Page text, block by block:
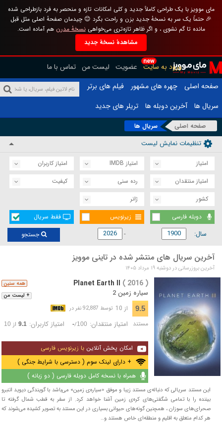
مای موویز با یک طراحی کاملاً جدید و کلی امکانات تازه و منحصر به فرد بازطراحی شده
🎉 حتماً یک سر به نسخهٔ جدید بزن و راحت بگرد 😊 چیدمان صفحهٔ اصلی مثل قبل
مانده تا گم نشوی ، و اگر ظاهر تازه‌تری می‌خواهینسخهٔ مدرن هم آماده است.
مشاهدهٔ نسخهٔ جدید
new
ورود به سایت عضویت لیست من تماس با ما
صفحه اصلی
چهره های مشهور
فیلم های برتر
سریال ها
آخرین دوبله ها تریلر های جدید
صفحه اصلی سریال ها
تنظیمات نمایش لیست
امتیاز امتیاز IMDB
امتیاز کاربران
امتیاز منتقدان
رده سنی
کیفیت
کشور
ژانر
دوبله فارسی
زیرنویس فقط سریال
سال: جستجو
آخرین سریال های منتشر شده در تاینی موویز
آخرین بروزرسانی در دوشنبه ۱۹ مرداد ۱۴۰۵
+ لیست من
همه سنین Planet Earth II ( 2016 )
سیاره زمین 2
9.5 از 10 توسط 92,887 نفر در
مستند امتیاز منتقدان: -/100 امتیاز کاربران: 9.1از 10
امکان پخش آنلاین با زیرنویس فارسی
+ دارای لینک سوم ( دسترسی با شرایط جنگی )
همراه با نسخه کامل دوبله فارسی ( دو زبانه )
این مستند سریالی که دنباله‌ی مستند زیبا و موفق «سیاره‌ی زمین» می‌باشد با گویندگی دیوید اتنبرو
بیننده را با تمامی شگفتی‌های کره‌ی زمین آشنا خواهد کرد. از سفر به قطب شمال گرفته تا
صحرای‌های سوزان ، همچنین گونه‌های حیوانی بسیاری در این مستند به تصویر کشیده می‌شوند که
هر کدام متعلق به اقلیم و منطقه‌ای خاص هستند و…